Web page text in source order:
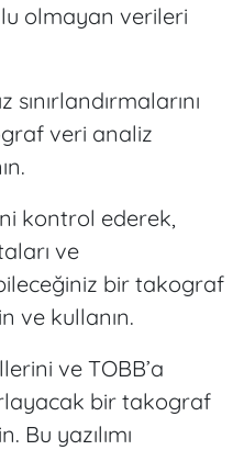
olmayan verileri
sınırlandırmalarını
veri analiz
kontrol ederek,
ve
bir takograf
ve kullanın.
ve TOBB’a
bir takograf
Bu yazılımı